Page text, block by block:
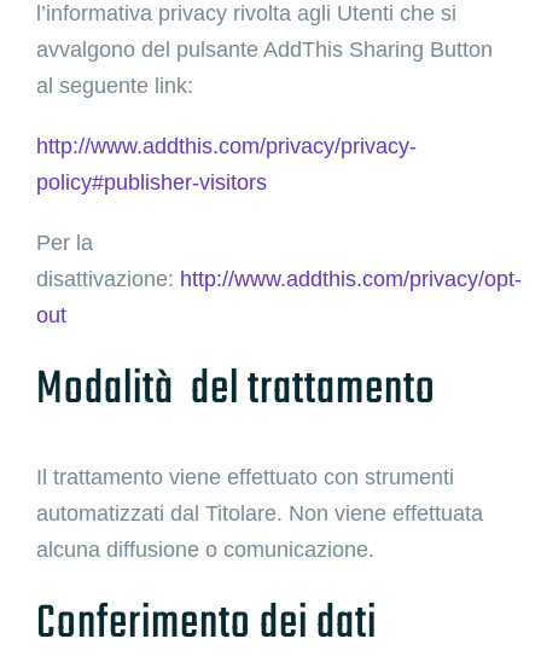
l’informativa privacy rivolta agli Utenti che si
avvalgono del pulsante AddThis Sharing Button
al seguente link:
http://www.addthis.com/privacy/privacy-
policy#publisher-visitors
Per la
disattivazione: http://www.addthis.com/privacy/opt-
out
Modalità del trattamento
Il trattamento viene effettuato con strumenti
automatizzati dal Titolare. Non viene effettuata
alcuna diffusione o comunicazione.
Conferimento dei dati